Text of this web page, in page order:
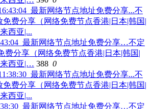
最新网络节点地址免费分享…不定
分享（网络免费节点香港|日本|韩国|
来西亚|… 388 0
最新网络节点地址免费分享…不定